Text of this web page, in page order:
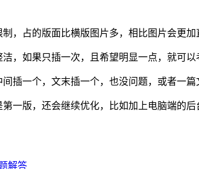
，占的版面比横版图片多，相比图片会更加
，如果只插一次，且希望明显一点，就可以
插一个，文末插一个，也没问题，或者一
一版，还会继续优化，比如加上电脑端的后
解答